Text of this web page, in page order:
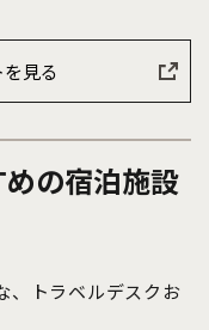
見る
の宿泊施設
、トラベルデスクお